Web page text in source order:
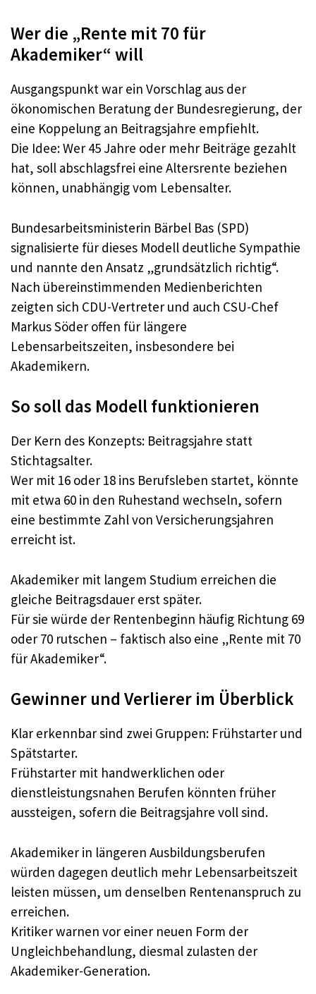
Wer die „Rente mit 70 für
Akademiker“ will
Ausgangspunkt war ein Vorschlag aus der
ökonomischen Beratung der Bundesregierung, der
eine Koppelung an Beitragsjahre empfiehlt.​
Die Idee: Wer 45 Jahre oder mehr Beiträge gezahlt
hat, soll abschlagsfrei eine Altersrente beziehen
können, unabhängig vom Lebensalter.​
Bundesarbeitsministerin Bärbel Bas (SPD)
signalisierte für dieses Modell deutliche Sympathie
und nannte den Ansatz „grundsätzlich richtig“.​
Nach übereinstimmenden Medienberichten
zeigten sich CDU-Vertreter und auch CSU-Chef
Markus Söder offen für längere
Lebensarbeitszeiten, insbesondere bei
Akademikern.​
So soll das Modell funktionieren
Der Kern des Konzepts: Beitragsjahre statt
Stichtagsalter.​
Wer mit 16 oder 18 ins Berufsleben startet, könnte
mit etwa 60 in den Ruhestand wechseln, sofern
eine bestimmte Zahl von Versicherungsjahren
erreicht ist.​
Akademiker mit langem Studium erreichen die
gleiche Beitragsdauer erst später.​
Für sie würde der Rentenbeginn häufig Richtung 69
oder 70 rutschen – faktisch also eine „Rente mit 70
für Akademiker“.​
Gewinner und Verlierer im Überblick
Klar erkennbar sind zwei Gruppen: Frühstarter und
Spätstarter.​
Frühstarter mit handwerklichen oder
dienstleistungsnahen Berufen könnten früher
aussteigen, sofern die Beitragsjahre voll sind.​
Akademiker in längeren Ausbildungsberufen
würden dagegen deutlich mehr Lebensarbeitszeit
leisten müssen, um denselben Rentenanspruch zu
erreichen.​
Kritiker warnen vor einer neuen Form der
Ungleichbehandlung, diesmal zulasten der
Akademiker-Generation.​